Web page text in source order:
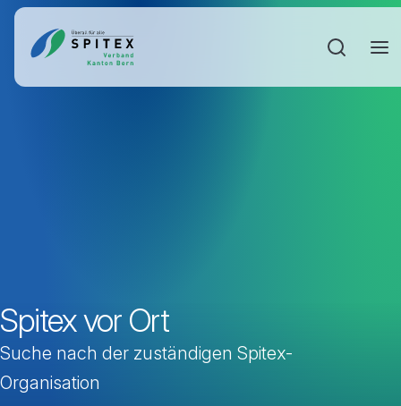
Spitex vor Ort
Suche nach der zuständigen Spitex-
Organisation